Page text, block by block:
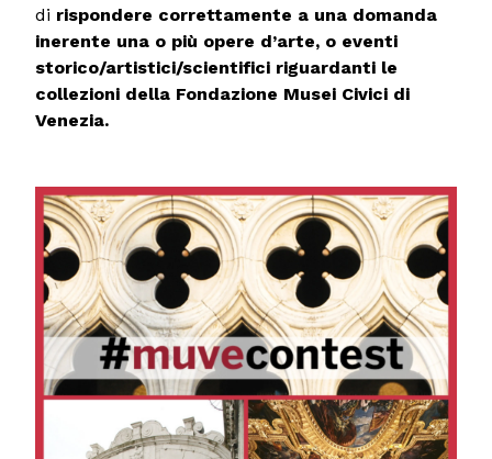
di rispondere correttamente a una domanda
inerente una o più opere d’arte, o eventi
storico/artistici/scientifici riguardanti le
collezioni della Fondazione Musei Civici di
Venezia.